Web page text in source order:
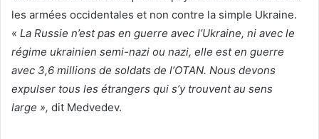
les armées occidentales et non contre la simple Ukraine.
« La Russie n’est pas en guerre avec l’Ukraine, ni avec le
régime ukrainien semi-nazi ou nazi, elle est en guerre
avec 3,6 millions de soldats de l’OTAN. Nous devons
expulser tous les étrangers qui s’y trouvent au sens
large », dit Medvedev.